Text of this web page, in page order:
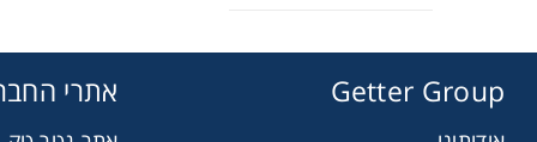
Getter Group אתרי